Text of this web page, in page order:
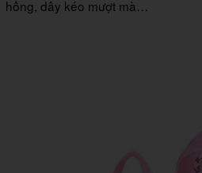
hông, dây kéo mượt mà…